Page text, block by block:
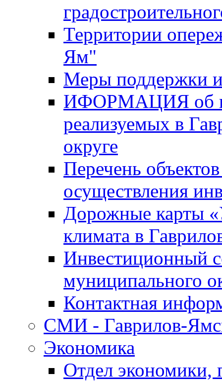
Территории
Ям"
Меры поддержки
ИФОРМАЦИЯ об
реализуемых в
округе
Перечень
осуществления
Дорожные карты
климата в
Инвестиционный
муниципального
Контактная
СМИ - Гаврилов-
Экономика
Отдел экономики,